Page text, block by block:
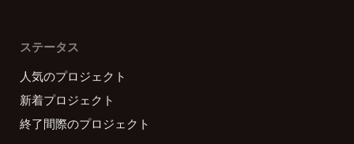
ステータス
人気のプロジェクト
新着プロジェクト
終了間際のプロジェクト